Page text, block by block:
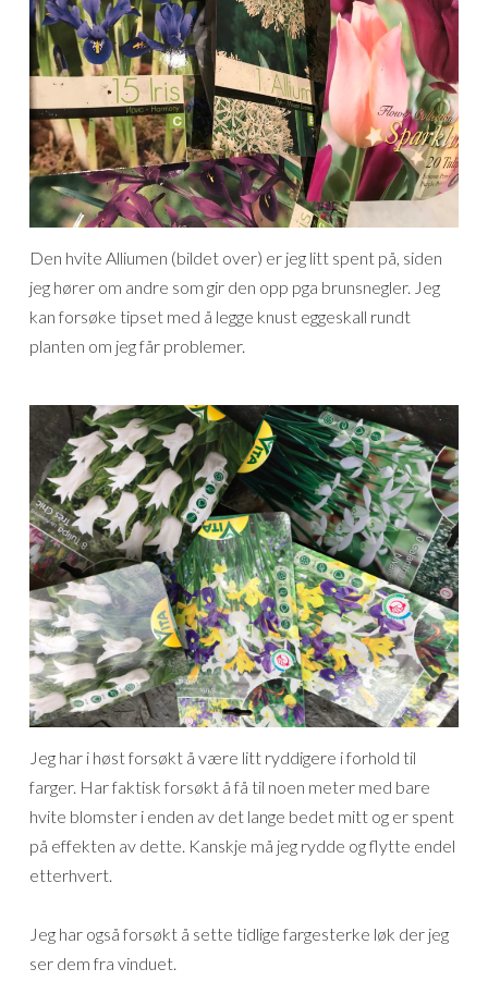
Den hvite Alliumen (bildet over) er jeg litt spent på, siden
jeg hører om andre som gir den opp pga brunsnegler. Jeg
kan forsøke tipset med å legge knust eggeskall rundt
planten om jeg får problemer.
Jeg har i høst forsøkt å være litt ryddigere i forhold til
farger. Har faktisk forsøkt å få til noen meter med bare
hvite blomster i enden av det lange bedet mitt og er spent
på effekten av dette. Kanskje må jeg rydde og flytte endel
etterhvert.
Jeg har også forsøkt å sette tidlige fargesterke løk der jeg
ser dem fra vinduet.